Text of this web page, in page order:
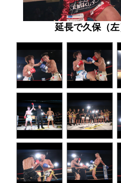
延長で久保（